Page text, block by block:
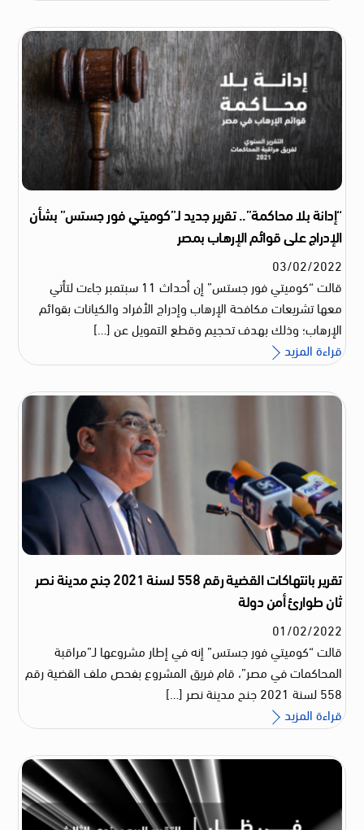
“إدانة بلا محاكمة”.. تقرير جديد لـ”كوميتي فور جستس” بشأن
الإدراج على قوائم الإرهاب بمصر
03/02/2022
قالت “كوميتي فور جستس” إن أحداث 11 سبتمبر جاءت لتأتي
معها تشريعات مكافحة الإرهاب وإدراج الأفراد والكيانات بقوائم
الإرهاب؛ وذلك بهدف تحجيم وقطع التمويل عن […]
قراءة المزيد
تقرير بانتهاكات القضية رقم 558 لسنة 2021 جنح مدينة نصر
ثان طوارئ أمن دولة
01/02/2022
قالت “كوميتي فور جستس” إنه في إطار مشروعها لـ”مراقبة
المحاكمات في مصر”، قام فريق المشروع بفحص ملف القضية رقم
558 لسنة 2021 جنح مدينة نصر […]
قراءة المزيد